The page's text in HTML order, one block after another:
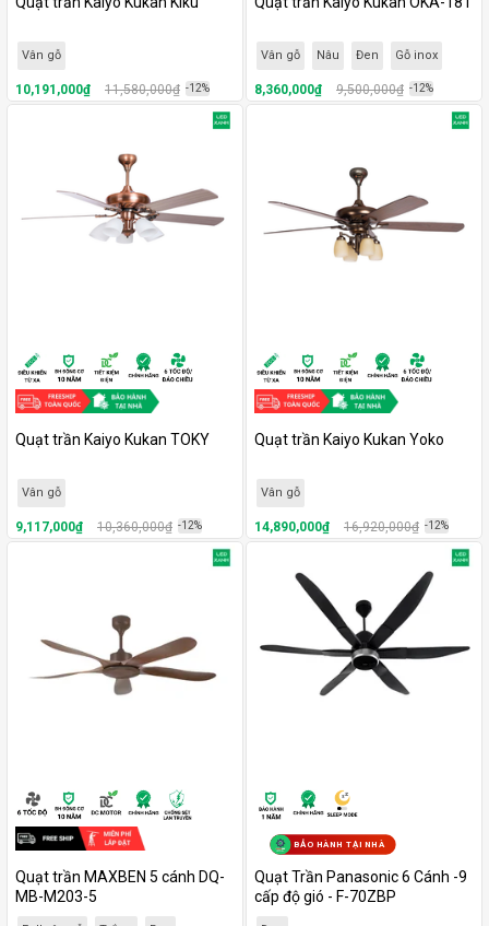
Vân gỗ
10,191,000₫ 11,580,000₫ -12%
Vân gỗ Nâu Đen Gỗ inox
8,360,000₫ 9,500,000₫ -12%
Quạt trần Kaiyo Kukan TOKY
Vân gỗ
9,117,000₫ 10,360,000₫ -12%
Quạt trần Kaiyo Kukan Yoko
Vân gỗ
14,890,000₫ 16,920,000₫ -12%
Quạt trần MAXBEN 5 cánh DQ-
MB-M203-5
BẢO HÀNH TẠI NHÀ
Quạt Trần Panasonic 6 Cánh -9
cấp độ gió - F-70ZBP